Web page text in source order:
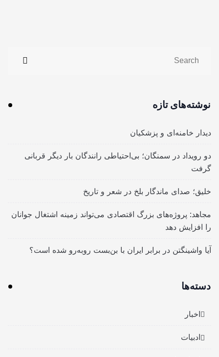
نوشته‌های تازه
دیدار خامنه‌ای و پزشکیان
دو رویداد در سمنگان؛ بی‌احتیاطی رانندگان بار دیگر قربانی
گرفت
خلیق؛ صدای ماندگار بلخ در شعر و تاریخ
مجاهد: پروژه‌های بزرگ اقتصادی می‌تواند زمینه اشتغال جوانان
را افزایش دهد
آیا واشینگتن در برابر ایران با بن‌بست روبه‌رو شده است؟
دسته‌ها
اخبار
ادبیات